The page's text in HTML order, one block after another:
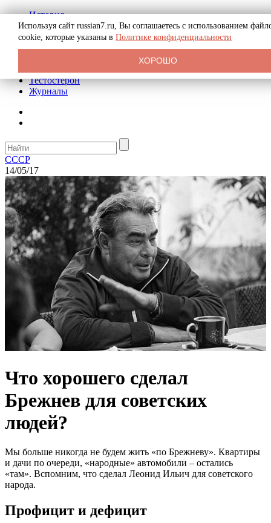
История
Биография
Криминал
Реклама на сайте
Тестостерон
Журналы
СССР
14/05/17
Что хорошего сделал
Брежнев для советских
людей?
Мы больше никогда не будем жить «по Брежневу». Квартиры
и дачи по очереди, «народные» автомобили – остались
«там». Вспомним, что сделал Леонид Ильич для советского
народа.
Профицит и дефицит
Используя сайт russian7.ru, Вы соглашаетесь с использованием
cookie, которые указаны в Политике конфиденциальности
ХОРОШО